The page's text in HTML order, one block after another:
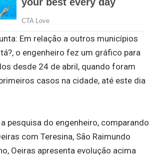
Em relação a outros municípios
o engenheiro fez um gráfico para
desde 24 de abril, quando foram
casos na cidade, até este dia
pesquisa do engenheiro, comparando
com Teresina, São Raimundo
Oeiras apresenta evolução acima